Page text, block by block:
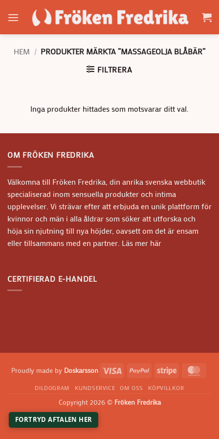
HEM / PRODUKTER MÄRKTA ”MASSAGEOLJA BLÅBÄR”
FILTRERA
Inga produkter hittades som motsvarar ditt val.
OM FRÖKEN FREDRIKA
Välkomna till Fröken Fredrika, din anrika svenska webbutik
specialiserad inom sensuella produkter och intima
upplevelser. Vi strävar efter att erbjuda en unik plattform för
kvinnor och män i alla åldrar som söker att utforska och
höja sin njutning till nya höjder, oavsett om det är ensam
eller tillsammans med en partner. Läs mer här
CERTIFIERAD E-HANDEL
Proudly made by Doskarsson Visa PayPal Stripe
DILDOGRAM KUNDSERVICE OM OSS KÖPVILLKOR
Copyright 2026 © Fröken Fredrika
FORTRYD AFTALEN HER